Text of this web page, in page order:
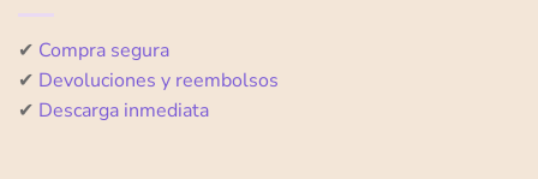
✔ Compra segura
✔ Devoluciones y reembolsos
✔ Descarga inmediata